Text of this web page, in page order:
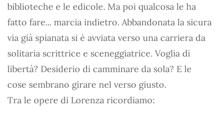
biblioteche e le edicole. Ma poi qualcosa le ha
fatto fare... marcia indietro. Abbandonata la sicura
via già spianata si è avviata verso una carriera da
solitaria scrittrice e sceneggiatrice. Voglia di
libertà? Desiderio di camminare da sola? E le
cose sembrano girare nel verso giusto.
Tra le opere di Lorenza ricordiamo: